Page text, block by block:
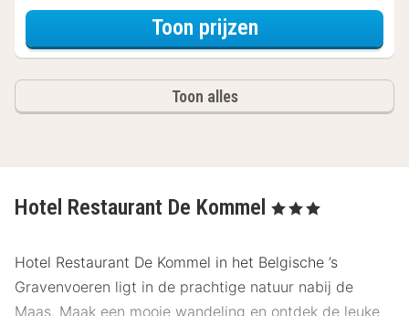
Toon prijzenvoor Diner
Toon alles
Hotel Restaurant De Kommel , 3 Sterren
Hotel Restaurant De Kommel in het Belgische ’s
Gravenvoeren ligt in de prachtige natuur nabij de
Maas. Maak een mooie wandeling en ontdek de leuke